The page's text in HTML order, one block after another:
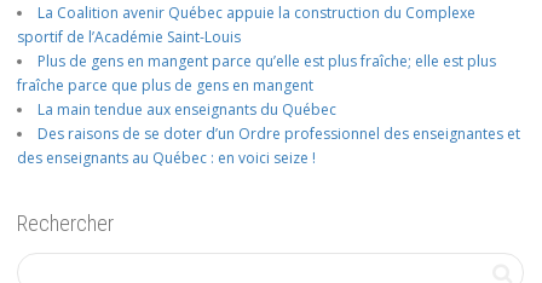
La Coalition avenir Québec appuie la construction du Complexe
sportif de l’Académie Saint-Louis
Plus de gens en mangent parce qu’elle est plus fraîche; elle est plus
fraîche parce que plus de gens en mangent
La main tendue aux enseignants du Québec
Des raisons de se doter d’un Ordre professionnel des enseignantes et
des enseignants au Québec : en voici seize !
Rechercher